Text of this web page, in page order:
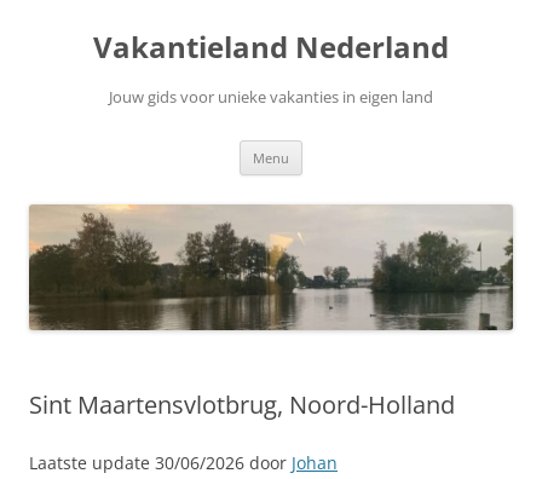
Vakantieland Nederland
Jouw gids voor unieke vakanties in eigen land
Menu
Sint Maartensvlotbrug, Noord-Holland
Laatste update 30/06/2026 door Johan